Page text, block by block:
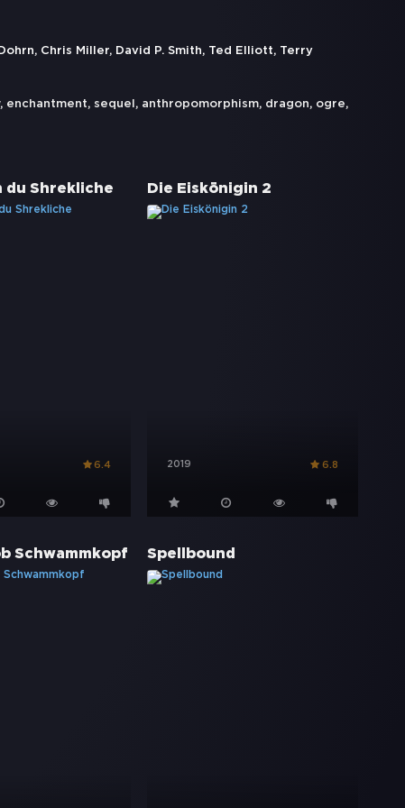
Chris Miller, David P. Smith, Ted Elliott, Terry
, enchantment, sequel , anthropomorphism, dragon, ogre,
du Shrekliche
6.4
Die Eiskönigin 2
2019 6.8
Schwammkopf Spellbound